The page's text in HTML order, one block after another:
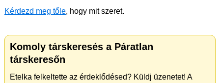
Kérdezd meg tőle, hogy mit szeret.
Komoly társkeresés a Páratlan
társkeresőn
Etelka felkeltette az érdeklődésed? Küldj üzenetet! A